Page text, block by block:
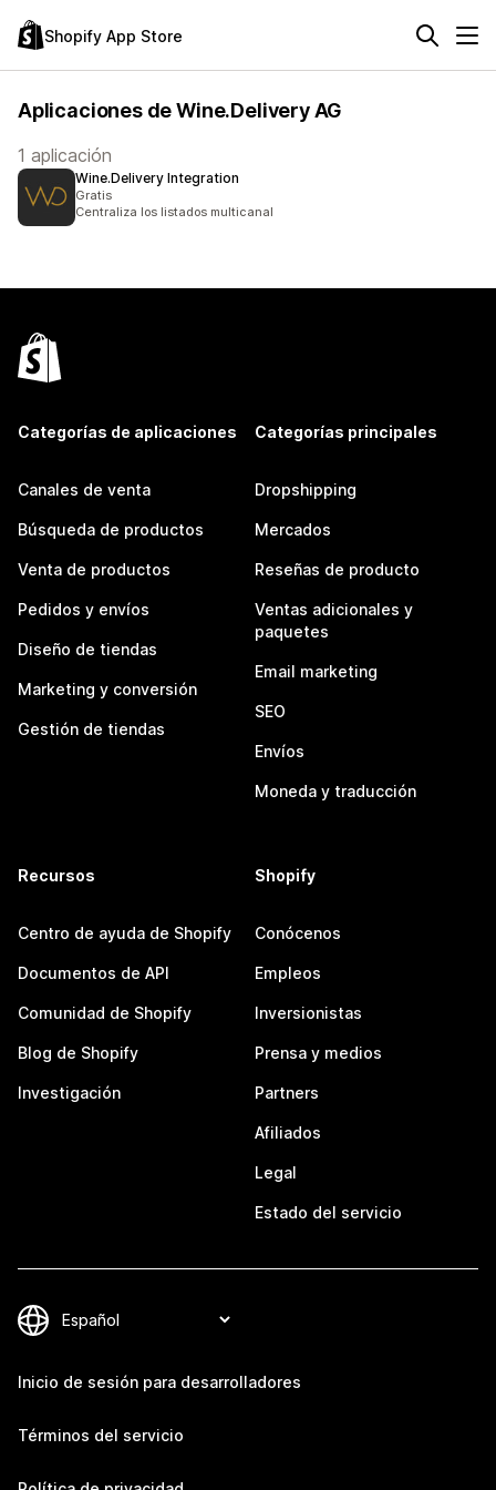
Shopify App Store
Aplicaciones de Wine.Delivery AG
1 aplicación
Wine.Delivery Integration
Gratis
Centraliza los listados multicanal
Categorías de aplicaciones
Canales de venta
Búsqueda de productos
Venta de productos
Pedidos y envíos
Diseño de tiendas
Marketing y conversión
Gestión de tiendas
Categorías principales
Dropshipping
Mercados
Reseñas de producto
Ventas adicionales y
paquetes
Email marketing
SEO
Envíos
Moneda y traducción
Recursos
Centro de ayuda de Shopify
Documentos de API
Comunidad de Shopify
Blog de Shopify
Investigación
Shopify
Conócenos
Empleos
Inversionistas
Prensa y medios
Partners
Afiliados
Legal
Estado del servicio
Inicio de sesión para desarrolladores
Términos del servicio